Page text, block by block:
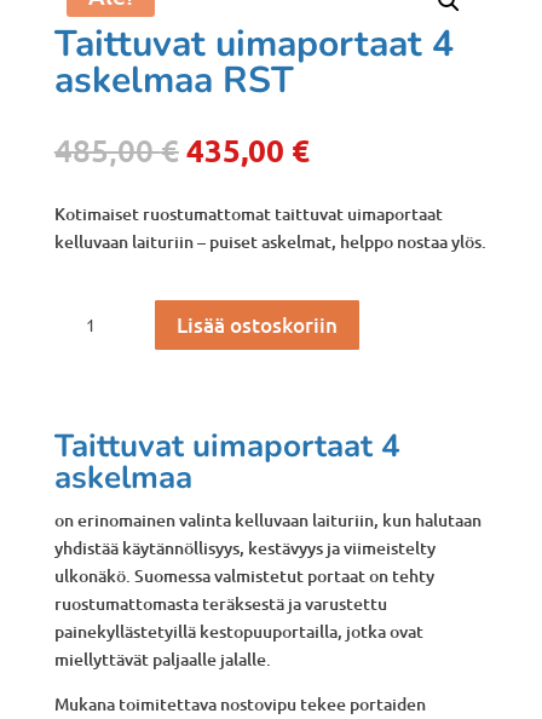
Taittuvat uimaportaat 4
askelmaa RST
485,00€Alkuperäinen
hinta
oli:
485,00 €.
435,00 €Nykyinen
hinta
on:
435,00 €.
Kotimaiset ruostumattomat taittuvat uimaportaat
kelluvaan laituriin – puiset askelmat, helppo nostaa ylös.
uimaportaat
määrä
Lisää ostoskoriin
Taittuvat uimaportaat 4
askelmaa
on erinomainen valinta kelluvaan laituriin, kun halutaan
yhdistää käytännöllisyys, kestävyys ja viimeistelty
ulkonäkö. Suomessa valmistetut portaat on tehty
ruostumattomasta teräksestä ja varustettu
painekyllästetyillä kestopuuportailla, jotka ovat
miellyttävät paljaalle jalalle.
Mukana toimitettava nostovipu tekee portaiden